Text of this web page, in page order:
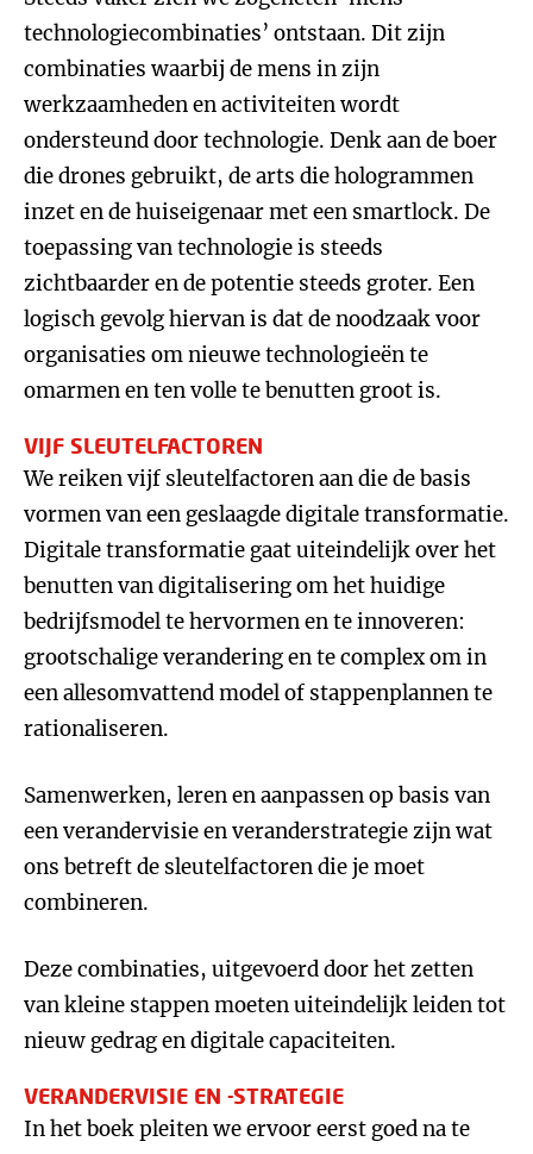
technologiecombinaties’ ontstaan. Dit zijn
combinaties waarbij de mens in zijn
werkzaamheden en activiteiten wordt
ondersteund door technologie. Denk aan de boer
die drones gebruikt, de arts die hologrammen
inzet en de huiseigenaar met een smartlock. De
toepassing van technologie is steeds
zichtbaarder en de potentie steeds groter. Een
logisch gevolg hiervan is dat de noodzaak voor
organisaties om nieuwe technologieën te
omarmen en ten volle te benutten groot is.
VIJF SLEUTELFACTOREN
We reiken vijf sleutelfactoren aan die de basis
vormen van een geslaagde digitale transformatie.
Digitale transformatie gaat uiteindelijk over het
benutten van digitalisering om het huidige
bedrijfsmodel te hervormen en te innoveren:
grootschalige verandering en te complex om in
een allesomvattend model of stappenplannen te
rationaliseren.
Samenwerken, leren en aanpassen op basis van
een verandervisie en veranderstrategie zijn wat
ons betreft de sleutelfactoren die je moet
combineren.
Deze combinaties, uitgevoerd door het zetten
van kleine stappen moeten uiteindelijk leiden tot
nieuw gedrag en digitale capaciteiten.
VERANDERVISIE EN -STRATEGIE
In het boek pleiten we ervoor eerst goed na te